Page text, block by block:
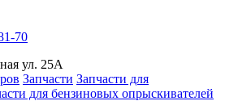
70
ул. 25А
Запчасти Запчасти для
для бензиновых опрыскивателей